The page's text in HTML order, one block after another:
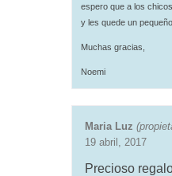
espero que a los
y les quede un
Muchas gracias,
Noemi
Maria Luz
19 abril, 2017
Precioso